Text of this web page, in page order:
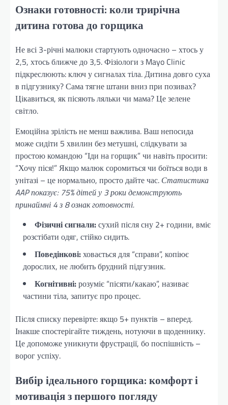
Ознаки готовності: коли трирічна
дитина готова до горщика
Не всі 3-річні малюки стартують одночасно – хтось у
2,5, хтось ближче до 3,5. Фізіологи з Mayo Clinic
підкреслюють: ключ у сигналах тіла. Дитина довго суха
в підгузнику? Сама тягне штани вниз при позивах?
Цікавиться, як пісяють ляльки чи мама? Це зелене
світло.
Емоційна зрілість не менш важлива. Ваш непосида
може сидіти 5 хвилин без метушні, слідкувати за
простою командою “Іди на горщик” чи навіть просити:
“Хочу піся!” Якщо малюк соромиться чи боїться води в
унітазі – це нормально, просто дайте час. Статистика
AAP показує: 75% дітей у 3 роки демонструють
принаймні 4 з 8 ознак готовності.
Фізичні сигнали:сухий після сну 2+ години, вміє
розстібати одяг, стійко сидить.
Поведінкові:ховається для “справи”, копіює
дорослих, не любить брудний підгузник.
Когнітивні:розуміє “пісяти/какаю”, називає
частини тіла, запитує про процес.
Після списку перевірте: якщо 5+ пунктів – вперед.
Інакше спостерігайте тиждень, нотуючи в щоденнику.
Це допоможе уникнути фрустрації, бо поспішність –
ворог успіху.
Вибір ідеального горщика: комфорт і
мотивація з першого погляду